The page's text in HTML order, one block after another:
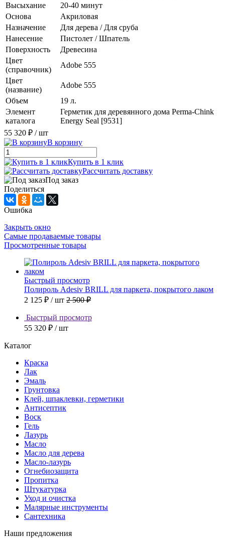
Высыхание
20-40 минут
Основа
Акриловая
Назначение
Для дерева / Для сруба
Нанесение
Пистолет / Шпатель
Поверхность
Древесина
Цвет
(справочник)
Adobe 555
Цвет
(название)
Adobe 555
Объем
19 л.
Элемент
каталога
Герметик для деревянного дома Perma-Chink
Energy Seal [9531]
55 320 ₽ / шт
В корзину
Купить в 1 клик
Рассчитать доставку
Под заказ
Поделиться
Ошибка
Закрыть окно
Самые продаваемые товары
Просмотренные товары
Быстрый просмотр
Полироль Adesiv BRILL для паркета, покрытого лаком
2 125 ₽ / шт 2 500 ₽
Быстрый просмотр
55 320 ₽ / шт
Каталог
Краска
Лак
Эмаль
Грунтовка
Клей, шпаклевки, герметики
Антисептик
Воск
Гель
Лазурь
Масло
Масло для дерева
Масло-лазурь
Огнебиозащита
Пропитка
Штукатурка
Уход и очистка
Малярные инструменты
Сантехника
Наши предложения